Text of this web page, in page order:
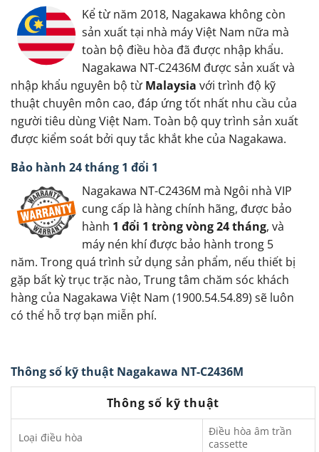
Kể từ năm 2018, Nagakawa không còn
sản xuất tại nhà máy Việt Nam nữa mà
toàn bộ điều hòa đã được nhập khẩu.
Nagakawa NT-C2436M được sản xuất và
nhập khẩu nguyên bộ từ Malaysia với trình độ kỹ
thuật chuyên môn cao, đáp ứng tốt nhất nhu cầu của
người tiêu dùng Việt Nam. Toàn bộ quy trình sản xuất
được kiểm soát bởi quy tắc khắt khe của Nagakawa.
Bảo hành 24 tháng 1 đổi 1
Nagakawa NT-C2436M mà Ngôi nhà VIP
cung cấp là hàng chính hãng, được bảo
hành 1 đổi 1 tròng vòng 24 tháng, và
máy nén khí được bảo hành trong 5
năm. Trong quá trình sử dụng sản phẩm, nếu thiết bị
gặp bất kỳ trục trặc nào, Trung tâm chăm sóc khách
hàng của Nagakawa Việt Nam (1900.54.54.89) sẽ luôn
có thể hỗ trợ bạn miễn phí.
Thông số kỹ thuật Nagakawa NT-C2436M
Thông số kỹ thuật
Loại điều hòa
Điều hòa âm trần
cassette